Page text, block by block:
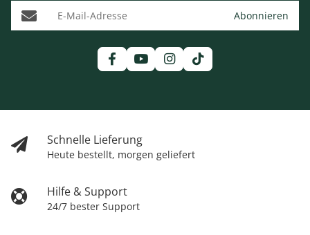
Schnelle Lieferung
Heute bestellt, morgen geliefert
Hilfe & Support
24/7 bester Support
E-Mail-Adresse Abonnieren